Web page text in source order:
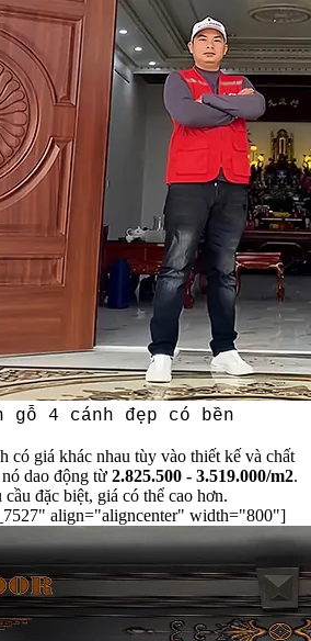
gỗ 4 cánh đẹp có bền
có giá khác nhau tùy vào thiết kế và chất
dao động từ 2.825.500 - 3.519.000/m2.
đặc biệt, giá có thể cao hơn.
align="aligncenter" width="800"]